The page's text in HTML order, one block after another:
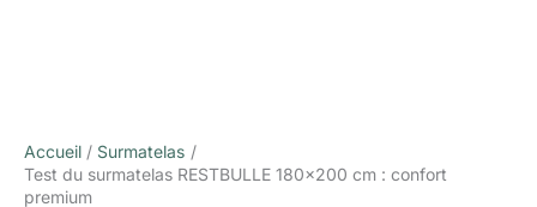
Accueil
Surmatelas
Test du surmatelas RESTBULLE 180×200 cm : confort
premium